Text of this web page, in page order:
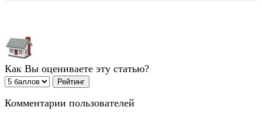
Как Вы оцениваете эту статью?
Комментарии пользователей